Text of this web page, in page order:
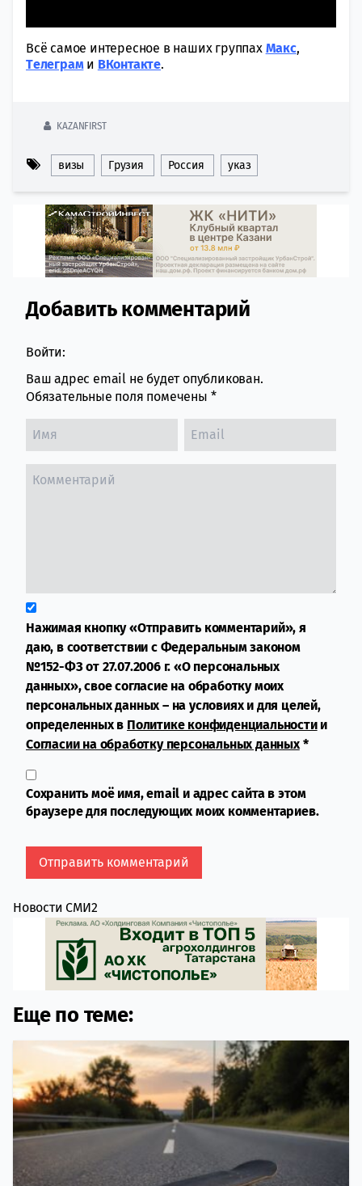
Всё самое интересное в наших группах Макс,
Tелеграми ВКонтакте.
KAZANFIRST
визы Грузия Россия указ
Comment section
Добавить комментарий
Войти:
Ваш адрес email не будет опубликован.
Обязательные поля помечены *
Нажимая кнопку «Отправить комментарий», я
даю, в соответствии с Федеральным законом
№152-ФЗ от 27.07.2006 г. «О персональных
данных», свое согласие на обработку моих
персональных данных – на условиях и для целей,
определенных в Политике конфиденциальностии
Согласии на обработку персональных данных*
Сохранить моё имя, email и адрес сайта в этом
браузере для последующих моих комментариев.
Новости СМИ2
Еще по теме: